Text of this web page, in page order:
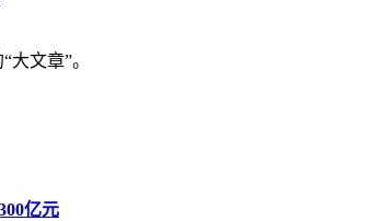
文章”。
亿元